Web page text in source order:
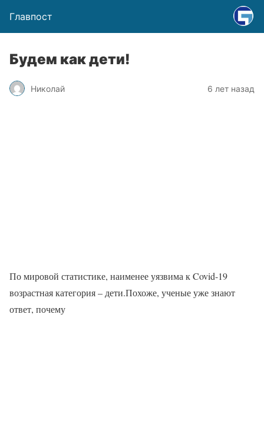
Главпост
Будем как дети!
Николай 6 лет назад
По мировой статистике, наименее уязвима к Covid-19
возрастная категория – дети.Похоже, ученые уже знают
ответ, почему